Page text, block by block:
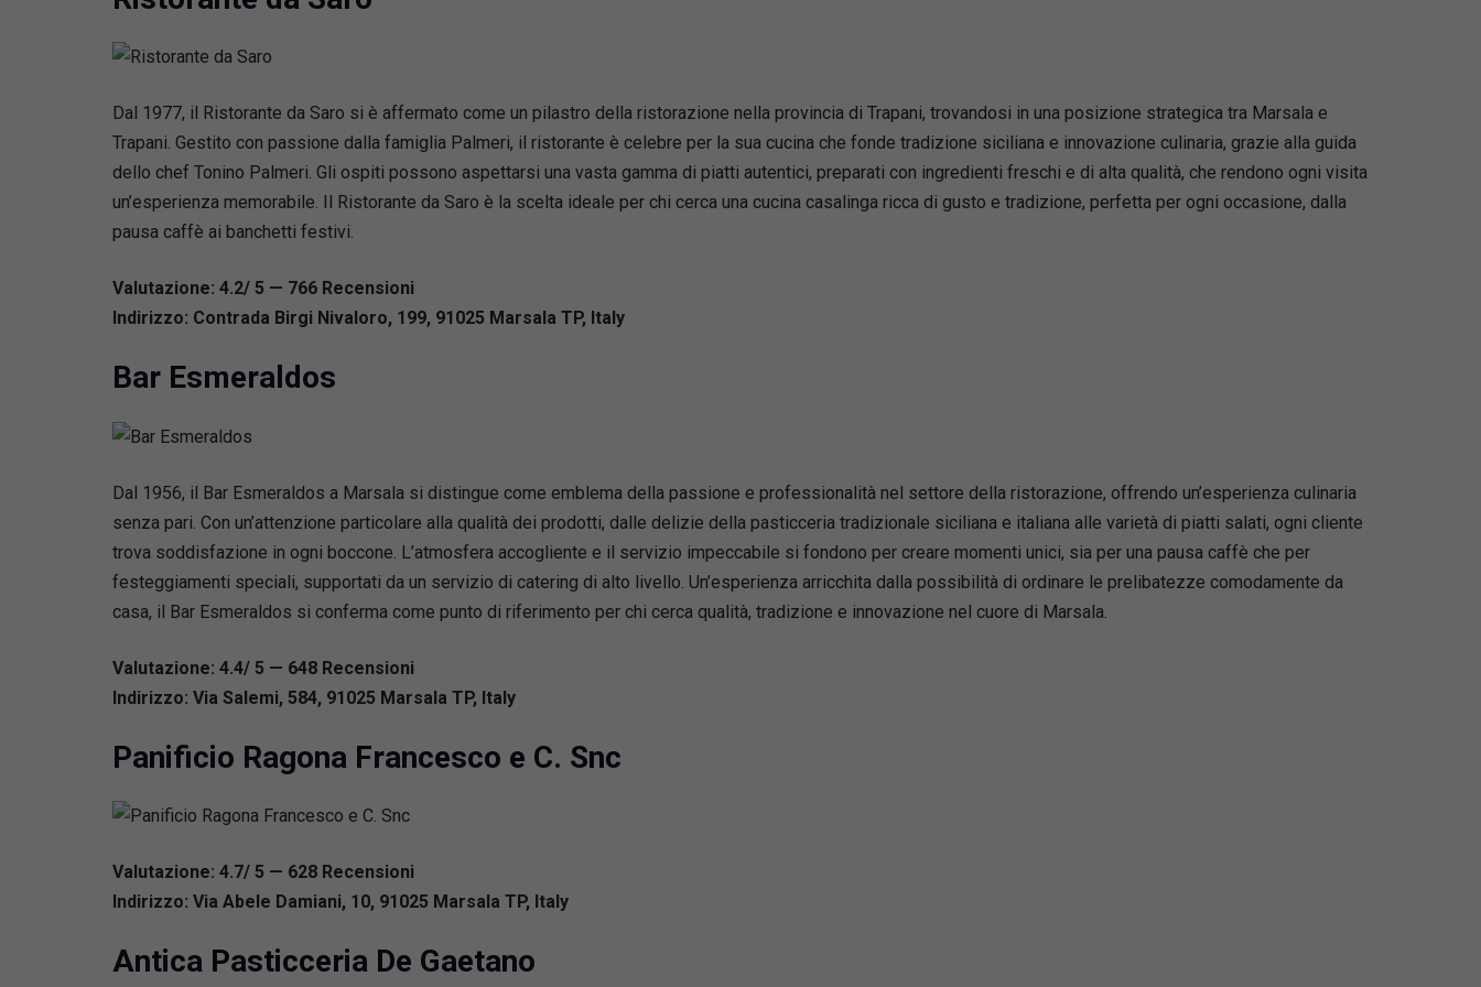
Dal 1977, il Ristorante da Saro si è affermato come un pilastro della ristorazione nella provincia di Trapani, trovandosi in una posizione strategica tra Marsala e
Trapani. Gestito con passione dalla famiglia Palmeri, il ristorante è celebre per la sua cucina che fonde tradizione siciliana e innovazione culinaria, grazie alla guida
dello chef Tonino Palmeri. Gli ospiti possono aspettarsi una vasta gamma di piatti autentici, preparati con ingredienti freschi e di alta qualità, che rendono ogni visita
un’esperienza memorabile. Il Ristorante da Saro è la scelta ideale per chi cerca una cucina casalinga ricca di gusto e tradizione, perfetta per ogni occasione, dalla
pausa caffè ai banchetti festivi.
Valutazione: 4.2/ 5 — 766 Recensioni
Indirizzo: Contrada Birgi Nivaloro, 199, 91025 Marsala TP, Italy
Bar Esmeraldos
Dal 1956, il Bar Esmeraldos a Marsala si distingue come emblema della passione e professionalità nel settore della ristorazione, offrendo un’esperienza culinaria
senza pari. Con un’attenzione particolare alla qualità dei prodotti, dalle delizie della pasticceria tradizionale siciliana e italiana alle varietà di piatti salati, ogni cliente
trova soddisfazione in ogni boccone. L’atmosfera accogliente e il servizio impeccabile si fondono per creare momenti unici, sia per una pausa caffè che per
festeggiamenti speciali, supportati da un servizio di catering di alto livello. Un’esperienza arricchita dalla possibilità di ordinare le prelibatezze comodamente da
casa, il Bar Esmeraldos si conferma come punto di riferimento per chi cerca qualità, tradizione e innovazione nel cuore di Marsala.
Valutazione: 4.4/ 5 — 648 Recensioni
Indirizzo: Via Salemi, 584, 91025 Marsala TP, Italy
Panificio Ragona Francesco e C. Snc
Valutazione: 4.7/ 5 — 628 Recensioni
Indirizzo: Via Abele Damiani, 10, 91025 Marsala TP, Italy
Antica Pasticceria De Gaetano